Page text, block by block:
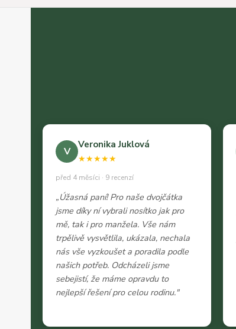
V
Veronika Juklová
★★★★★
před 4 měsíci · 9 recenzí
„Úžasná paní! Pro naše dvojčátka
jsme díky ní vybrali nosítko jak pro
mě, tak i pro manžela. Vše nám
trpělivě vysvětlila, ukázala, nechala
nás vše vyzkoušet a poradila podle
našich potřeb. Odcházeli jsme
sebejistí, že máme opravdu to
nejlepší řešení pro celou rodinu."